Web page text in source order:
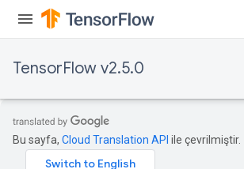
TensorFlow v2.5.0
Bu sayfa, Cloud Translation API ile çevrilmiştir.